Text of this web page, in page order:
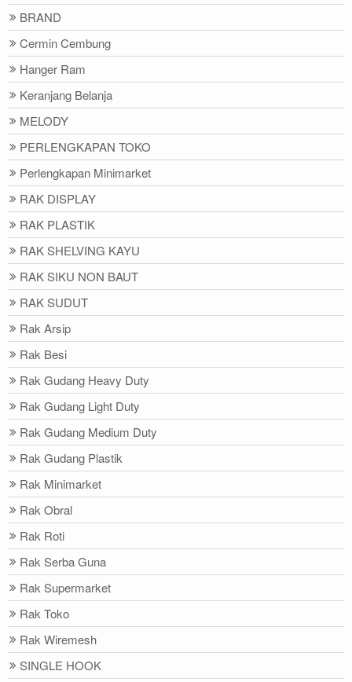
BRAND
Cermin Cembung
Hanger Ram
Keranjang Belanja
MELODY
PERLENGKAPAN TOKO
Perlengkapan Minimarket
RAK DISPLAY
RAK PLASTIK
RAK SHELVING KAYU
RAK SIKU NON BAUT
RAK SUDUT
Rak Arsip
Rak Besi
Rak Gudang Heavy Duty
Rak Gudang Light Duty
Rak Gudang Medium Duty
Rak Gudang Plastik
Rak Minimarket
Rak Obral
Rak Roti
Rak Serba Guna
Rak Supermarket
Rak Toko
Rak Wiremesh
SINGLE HOOK